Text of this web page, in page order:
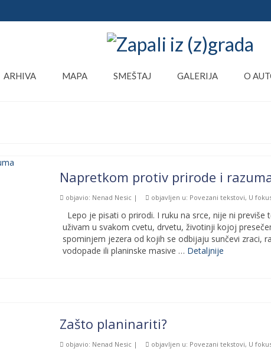
ARHIVA MAPA SMEŠTAJ GALERIJA O
Napretkom protiv prirode i
objavio: Nenad Nesic | objavljen u: Povezani tekstovi, U
Lepo je pisati o prirodi. I ruku na srce, nije ni previše
uživam u svakom cvetu, drvetu, životinji kojoj
spominjem jezera od kojih se odbijaju sunčevi zraci,
vodopade ili planinske masive … Detaljnije
Zašto planinariti?
objavio: Nenad Nesic | objavljen u: Povezani tekstovi, U